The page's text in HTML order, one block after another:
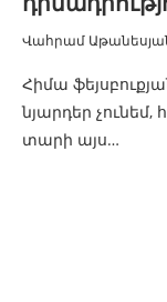
Վահրամ
Հիմա
նյարդեր
տարի այս…